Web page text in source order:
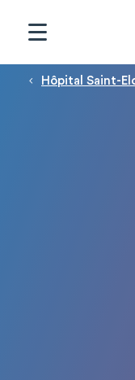
Fil d'Ariane
Hôpital Saint-
Panneau de